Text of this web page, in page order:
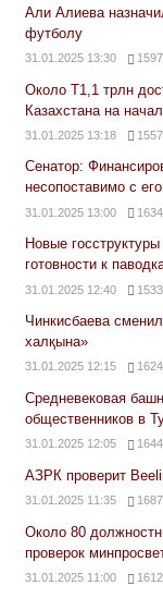
Али Алиева
футболу
31.01.2025 13:30 1597
Около Т1,1 трлн
Казахстана на
31.01.2025 13:18 1557
Сенатор:
несопоставимо с
31.01.2025 13:00 1634
Новые
готовности к
31.01.2025 12:40 1533
Чинкисбаева
халқына»
31.01.2025 12:15 1624
Средневековая
общественников в
31.01.2025 12:05 1644
АЗРК проверит
31.01.2025 11:35 1687
Около 80
проверок
31.01.2025 11:00 1612